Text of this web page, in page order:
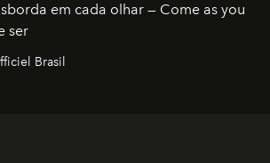
em cada olhar — Come as you
ser
Brasil